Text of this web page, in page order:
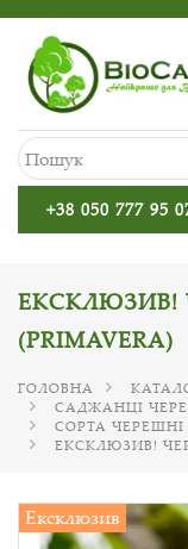
+38 050 777 95
ЕКСКЛЮЗИВ!
(PRIMAVERA)
ГОЛОВНА
САДЖАНЦІ
СОРТА ЧЕРЕШНІ
ЕКСКЛЮЗИВ!
Ексклюзив